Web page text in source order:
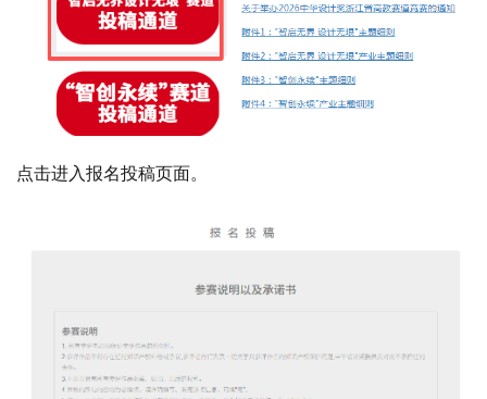
点击进入报名投稿页面。